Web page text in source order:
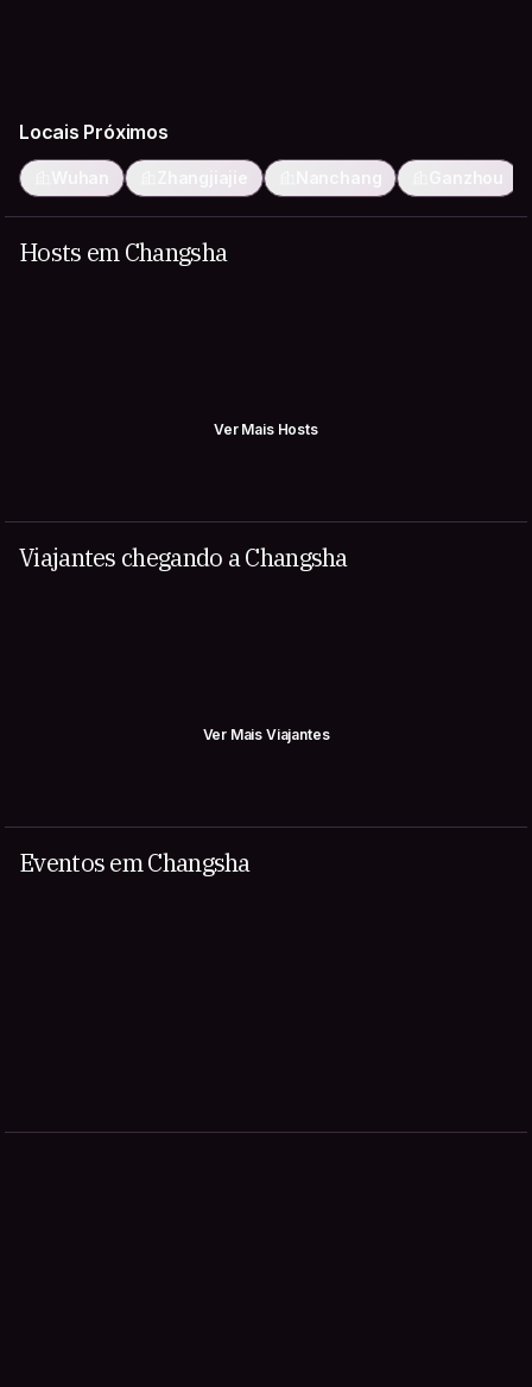
Locais Próximos
Wuhan Zhangjiajie Nanchang Ganzhou
Hosts em Changsha
Ver Mais Hosts
Viajantes chegando a Changsha
Ver Mais Viajantes
Eventos em Changsha